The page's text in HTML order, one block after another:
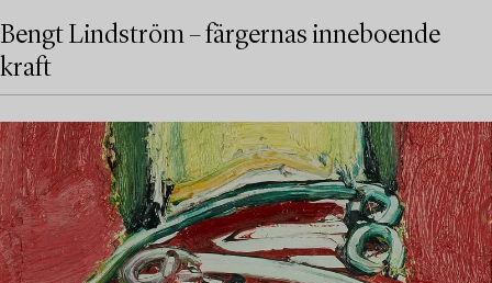
Bengt Lindström – färgernas inneboende
kraft